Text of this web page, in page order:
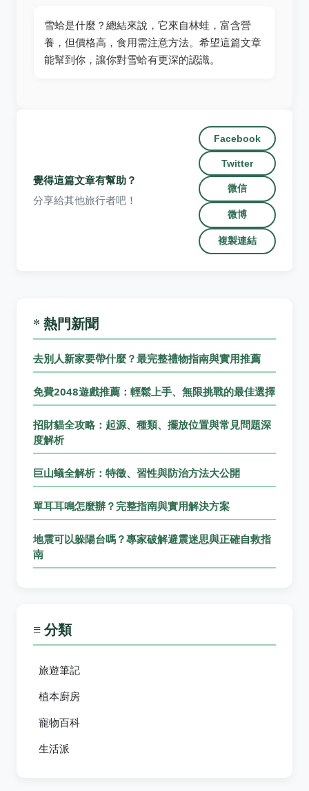
雪蛤是什麼？總結來說，它來自林蛙，富含營
養，但價格高，食用需注意方法。希望這篇文章
能幫到你，讓你對雪蛤有更深的認識。
覺得這篇文章有幫助？
分享給其他旅行者吧！
Facebook
Twitter
微信
微博
複製連結
* 熱門新聞
去別人新家要帶什麼？最完整禮物指南與實用推薦
免費2048遊戲推薦：輕鬆上手、無限挑戰的最佳選擇
招財貓全攻略：起源、種類、擺放位置與常見問題深
度解析
巨山蟻全解析：特徵、習性與防治方法大公開
單耳耳鳴怎麼辦？完整指南與實用解決方案
地震可以躲陽台嗎？專家破解避震迷思與正確自救指
南
≡ 分類
旅遊筆記
植本廚房
寵物百科
生活派